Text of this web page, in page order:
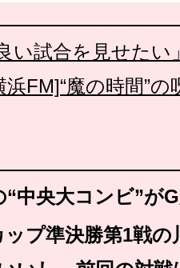
い試合を見せたい
浜FM]“魔の時間”
中央大コンビ”が
プ準決勝第1戦の